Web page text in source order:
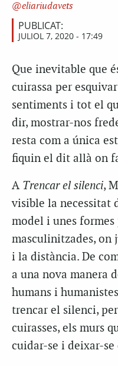
eliariudavets
PUBLICAT:
JULIOL 7, 2020 - 17:49
Que inevitable que
cuirassa per
sentiments i tot el
dir, mostrar-nos
resta com a única
fiquin el dit allà on
A Trencar el silenci,
visible la necessitat
model i unes
masculinitzades, on
i la distància. De
a una nova manera
humans i
trencar el silenci,
cuirasses, els murs
cuidar-se i deixar-se